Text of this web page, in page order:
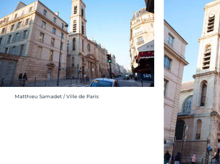
Crédit photo :
Matthieu Samadet / Ville de Paris